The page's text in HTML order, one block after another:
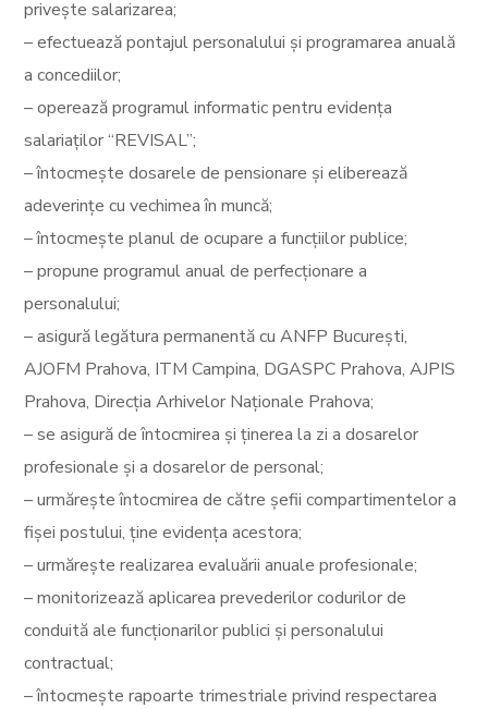
privește salarizarea;
– efectuează pontajul personalului și programarea anuală
a concediilor;
– operează programul informatic pentru evidența
salariaților “REVISAL”;
– întocmește dosarele de pensionare și eliberează
adeverințe cu vechimea în muncă;
– întocmește planul de ocupare a funcțiilor publice;
– propune programul anual de perfecționare a
personalului;
– asigură legătura permanentă cu ANFP București,
AJOFM Prahova, ITM Campina, DGASPC Prahova, AJPIS
Prahova, Direcția Arhivelor Naționale Prahova;
– se asigură de întocmirea și ținerea la zi a dosarelor
profesionale și a dosarelor de personal;
– urmărește întocmirea de către șefii compartimentelor a
fișei postului, ține evidența acestora;
– urmărește realizarea evaluării anuale profesionale;
– monitorizează aplicarea prevederilor codurilor de
conduită ale funcționarilor publici și personalului
contractual;
– întocmește rapoarte trimestriale privind respectarea